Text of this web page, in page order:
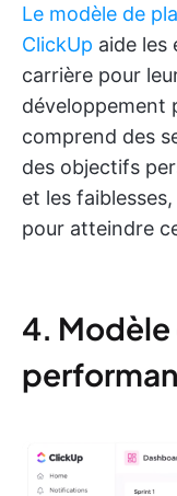
Le modèle de
ClickUp aide les
carrière pour
développement
comprend des
des objectifs
et les
pour atteindre
4.